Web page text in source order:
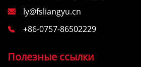
 ly@fsliangyu.cn
 +86-0757-86502229
Полезные ссылки